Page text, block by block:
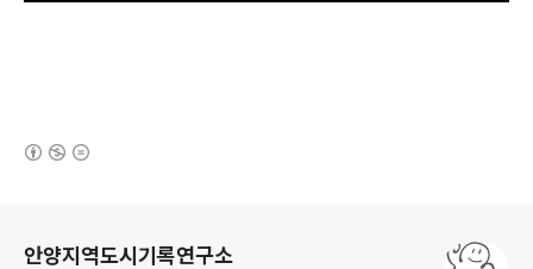
안양지역도시기록연구소